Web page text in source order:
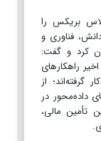
بریکس را
فناوری و
کرد و گفت:
راهکارهای
گرفته‌اند؛ از
داده‌محور در
تأمین مالی،